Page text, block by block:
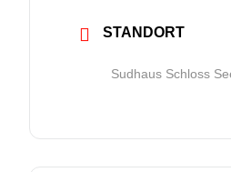
STANDORT
Sudhaus Schloss